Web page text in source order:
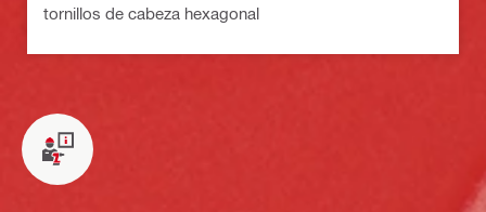
tornillos de cabeza hexagonal